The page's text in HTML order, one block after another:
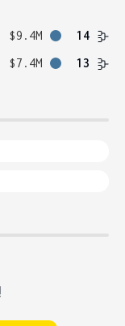
$9.4M
14
$7.4M 13